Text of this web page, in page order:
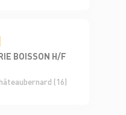
BOISSON H/F
(16)